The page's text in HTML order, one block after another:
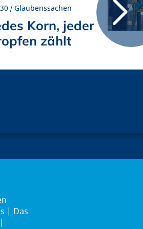
Glaubenssachen
Korn, jeder
zählt
Das